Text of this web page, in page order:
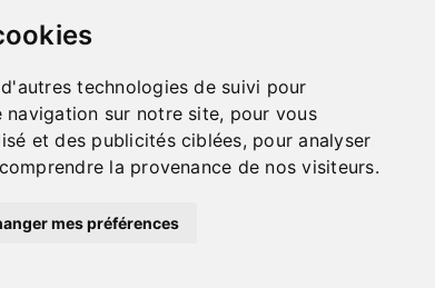
technologies de suivi pour
sur notre site, pour vous
et des publicités ciblées, pour analyser
la provenance de nos visiteurs.
mes préférences